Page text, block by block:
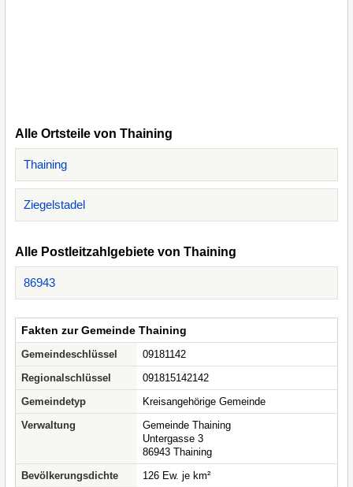
Alle Ortsteile von Thaining
Thaining
Ziegelstadel
Alle Postleitzahlgebiete von Thaining
86943
Fakten zur Gemeinde Thaining
Gemeindeschlüssel
09181142
Regionalschlüssel
091815142142
Gemeindetyp
Kreisangehörige Gemeinde
Verwaltung
Gemeinde Thaining
Untergasse 3
86943 Thaining
Bevölkerungsdichte
126 Ew. je km²